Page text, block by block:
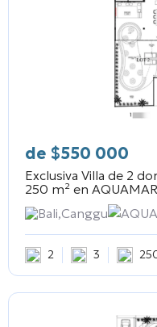
de $550 000
Exclusiva Villa de 2
250 m² en
Bali,Canggu
2 3